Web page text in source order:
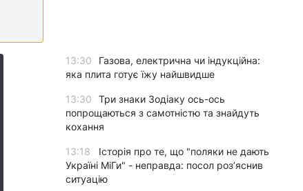
13:30
Газова, електрична чи індукційна:
яка плита готує їжу найшвидше
13:30
Три знаки Зодіаку ось-ось
попрощаються з самотністю та знайдуть
кохання
13:18
Історія про те, що "поляки не дають
Україні МіГи" - неправда: посол роз’яснив
ситуацію